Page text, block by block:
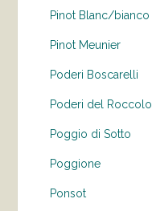
Pinot Blanc/bianco
Pinot Meunier
Poderi Boscarelli
Poderi del Roccolo
Poggio di Sotto
Poggione
Ponsot